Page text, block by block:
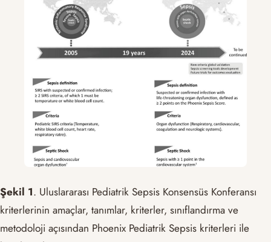
Şekil 1. Uluslararası Pediatrik Sepsis Konsensüs Konferansı
kriterlerinin amaçlar, tanımlar, kriterler, sınıflandırma ve
metodoloji açısından Phoenix Pediatrik Sepsis kriterleri ile